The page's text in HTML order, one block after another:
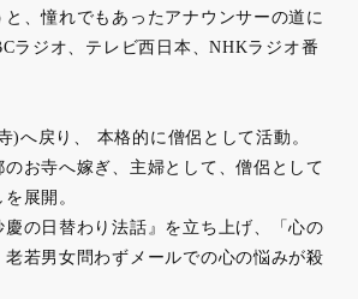
、憧れでもあったアナウンサーの道に
ラジオ、テレビ西日本、NHKラジオ番
)へ戻り、 本格的に僧侶として活動。
お寺へ嫁ぎ、主婦として、僧侶として
展開。
慶の日替わり法話』を立ち上げ、「心の
老若男女問わずメールでの心の悩みが殺